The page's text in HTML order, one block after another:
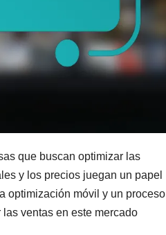
que buscan optimizar las
y los precios juegan un papel
optimización móvil y un proceso
ventas en este mercado